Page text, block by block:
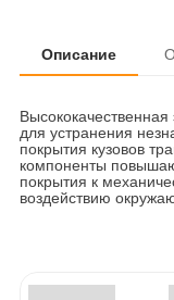
Описание
для устранения
покрытия кузовов
компоненты
покрытия к
воздействию